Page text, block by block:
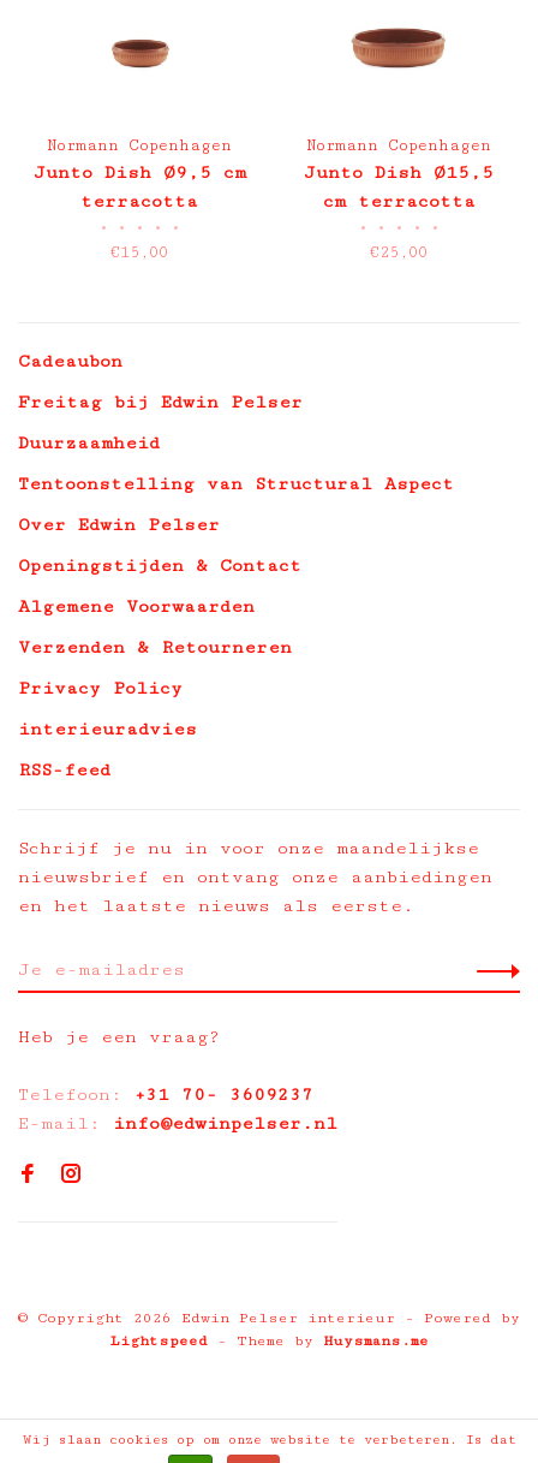
Normann Copenhagen
Junto Dish Ø9,5 cm
terracotta
• • • • •
€15,00
Normann Copenhagen
Junto Dish Ø15,5
cm terracotta
• • • • •
€25,00
Cadeaubon
Freitag bij Edwin Pelser
Duurzaamheid
Tentoonstelling van Structural Aspect
Over Edwin Pelser
Openingstijden & Contact
Algemene Voorwaarden
Verzenden & Retourneren
Privacy Policy
interieuradvies
RSS-feed
Schrijf je nu in voor onze maandelijkse
nieuwsbrief en ontvang onze aanbiedingen
en het laatste nieuws als eerste.
Heb je een vraag?
Telefoon: +31 70- 3609237
E-mail:
info@edwinpelser.nl
© Copyright 2026 Edwin Pelser interieur
- Powered by
Lightspeed- Theme by Huysmans.me
Wij slaan cookies op om onze website te verbeteren. Is dat